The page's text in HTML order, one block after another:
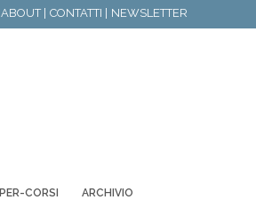
ABOUT | CONTATTI | NEWSLETTER
PER-CORSI ARCHIVIO